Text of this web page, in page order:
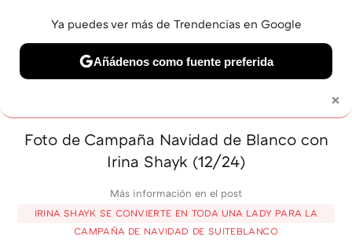
BELLEZA SHOPPING VIAJES GASTRO SNEAKERS
Foto de Campaña Navidad de Blanco con
Irina Shayk (12/24)
Más información en el post
IRINA SHAYK SE CONVIERTE EN TODA UNA LADY PARA LA
CAMPAÑA DE NAVIDAD DE SUITEBLANCO
×
Ya puedes ver más de Trendencias en Google
Añádenos como fuente preferida